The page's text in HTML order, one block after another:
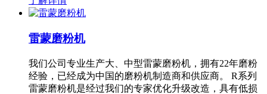
雷蒙磨粉机
我们公司专业生产大、中型雷蒙磨粉机，拥有22年磨粉
经验，已经成为中国的磨粉机制造商和供应商。 R系列
雷蒙磨粉机是经过我们的专家优化升级改造，具有低损